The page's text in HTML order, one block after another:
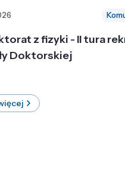
z fizyki - II tura
Doktorskiej